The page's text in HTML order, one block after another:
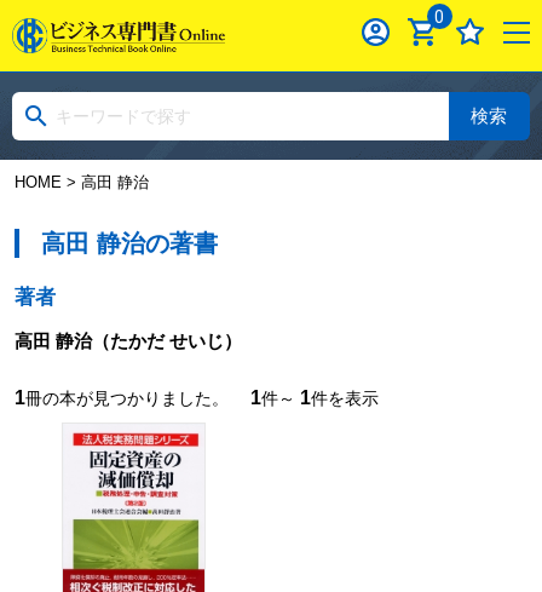
0
検索
HOME> 高田 静治
高田 静治の著書
著者
高田 静治（たかだ せいじ）
1冊の本が見つかりました。 1件～ 1件を表示